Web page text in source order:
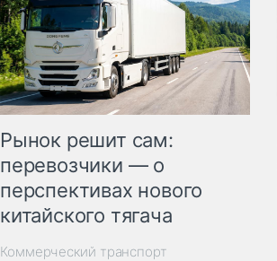
Рынок решит сам:
перевозчики — о
перспективах нового
китайского тягача
Коммерческий транспорт